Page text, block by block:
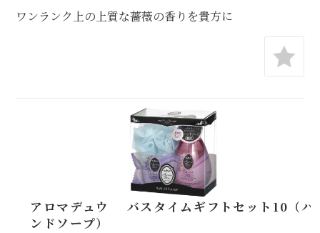
ワンランク上の上質な薔薇の香りを貴方に
アロマデュウ バスタイムギフトセット10（ハ
ンドソープ）